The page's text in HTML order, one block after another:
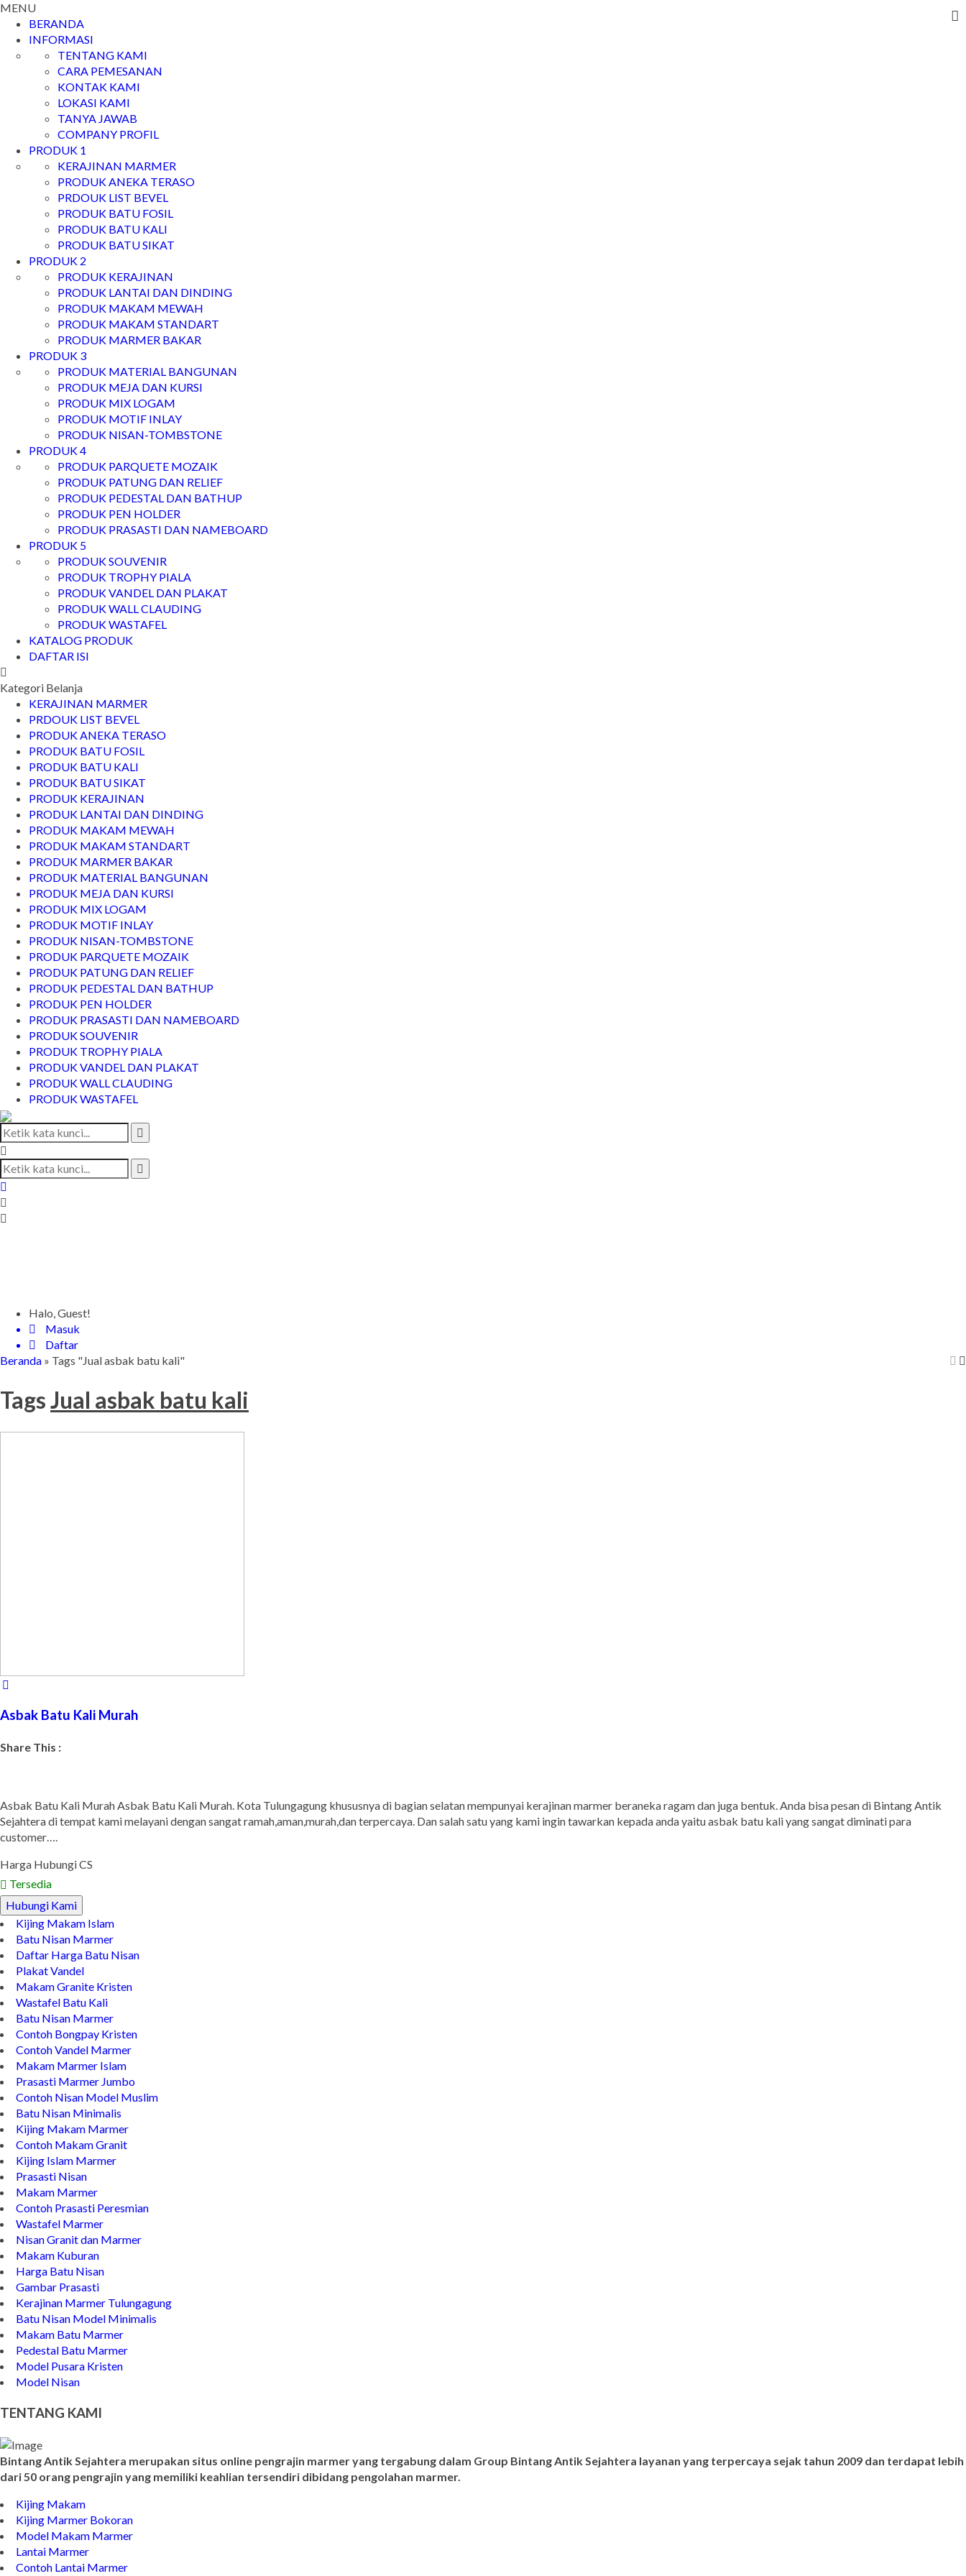
MENU
BERANDA
INFORMASI
TENTANG KAMI
CARA PEMESANAN
KONTAK KAMI
LOKASI KAMI
TANYA JAWAB
COMPANY PROFIL
PRODUK 1
KERAJINAN MARMER
PRODUK ANEKA TERASO
PRDOUK LIST BEVEL
PRODUK BATU FOSIL
PRODUK BATU KALI
PRODUK BATU SIKAT
PRODUK 2
PRODUK KERAJINAN
PRODUK LANTAI DAN DINDING
PRODUK MAKAM MEWAH
PRODUK MAKAM STANDART
PRODUK MARMER BAKAR
PRODUK 3
PRODUK MATERIAL BANGUNAN
PRODUK MEJA DAN KURSI
PRODUK MIX LOGAM
PRODUK MOTIF INLAY
PRODUK NISAN-TOMBSTONE
PRODUK 4
PRODUK PARQUETE MOZAIK
PRODUK PATUNG DAN RELIEF
PRODUK PEDESTAL DAN BATHUP
PRODUK PEN HOLDER
PRODUK PRASASTI DAN NAMEBOARD
PRODUK 5
PRODUK SOUVENIR
PRODUK TROPHY PIALA
PRODUK VANDEL DAN PLAKAT
PRODUK WALL CLAUDING
PRODUK WASTAFEL
KATALOG PRODUK
DAFTAR ISI
Kategori Belanja
KERAJINAN MARMER
PRDOUK LIST BEVEL
PRODUK ANEKA TERASO
PRODUK BATU FOSIL
PRODUK BATU KALI
PRODUK BATU SIKAT
PRODUK KERAJINAN
PRODUK LANTAI DAN DINDING
PRODUK MAKAM MEWAH
PRODUK MAKAM STANDART
PRODUK MARMER BAKAR
PRODUK MATERIAL BANGUNAN
PRODUK MEJA DAN KURSI
PRODUK MIX LOGAM
PRODUK MOTIF INLAY
PRODUK NISAN-TOMBSTONE
PRODUK PARQUETE MOZAIK
PRODUK PATUNG DAN RELIEF
PRODUK PEDESTAL DAN BATHUP
PRODUK PEN HOLDER
PRODUK PRASASTI DAN NAMEBOARD
PRODUK SOUVENIR
PRODUK TROPHY PIALA
PRODUK VANDEL DAN PLAKAT
PRODUK WALL CLAUDING
PRODUK WASTAFEL
Halo, Guest!
Masuk
Daftar
Beranda » Tags "Jual asbak batu kali"
TagsJual asbak batu kali
Asbak Batu Kali Murah
Share This :
Asbak Batu Kali Murah Asbak Batu Kali Murah. Kota Tulungagung khususnya di bagian selatan mempunyai kerajinan marmer beraneka ragam dan juga bentuk. Anda bisa pesan di Bintang Antik
Sejahtera di tempat kami melayani dengan sangat ramah,aman,murah,dan terpercaya. Dan salah satu yang kami ingin tawarkan kepada anda yaitu asbak batu kali yang sangat diminati para
customer….
Harga Hubungi CS
Tersedia
Hubungi Kami
Kijing Makam Islam
Batu Nisan Marmer
Daftar Harga Batu Nisan
Plakat Vandel
Makam Granite Kristen
Wastafel Batu Kali
Batu Nisan Marmer
Contoh Bongpay Kristen
Contoh Vandel Marmer
Makam Marmer Islam
Prasasti Marmer Jumbo
Contoh Nisan Model Muslim
Batu Nisan Minimalis
Kijing Makam Marmer
Contoh Makam Granit
Kijing Islam Marmer
Prasasti Nisan
Makam Marmer
Contoh Prasasti Peresmian
Wastafel Marmer
Nisan Granit dan Marmer
Makam Kuburan
Harga Batu Nisan
Gambar Prasasti
Kerajinan Marmer Tulungagung
Batu Nisan Model Minimalis
Makam Batu Marmer
Pedestal Batu Marmer
Model Pusara Kristen
Model Nisan
TENTANG KAMI
Bintang Antik Sejahtera merupakan situs online pengrajin marmer yang tergabung dalam Group Bintang Antik Sejahtera layanan yang terpercaya sejak tahun 2009 dan terdapat lebih
dari 50 orang pengrajin yang memiliki keahlian tersendiri dibidang pengolahan marmer.
Kijing Makam
Kijing Marmer Bokoran
Model Makam Marmer
Lantai Marmer
Contoh Lantai Marmer